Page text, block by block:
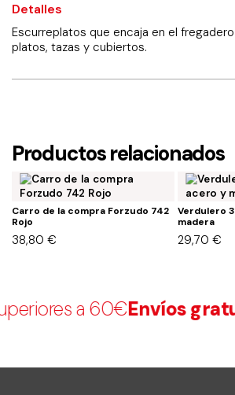
Detalles
Escurreplatos que encaja en el
platos, tazas y cubiertos.
Productos relacionados
Carro de la compra Forzudo 742
Rojo
38,80 €
Verdulero
madera
29,70 €
a 60€Envíos